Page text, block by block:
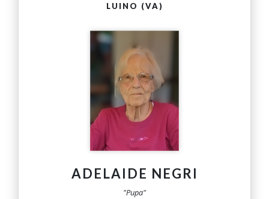
LUINO (VA)
ADELAIDE NEGRI
"Pupa"